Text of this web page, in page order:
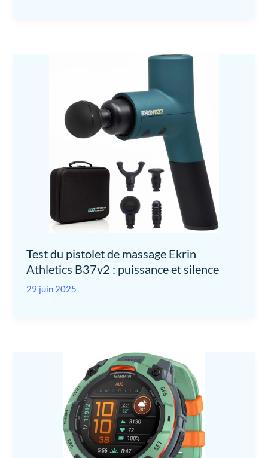
Test du pistolet de massage Ekrin
Athletics B37v2 : puissance et silence
29 juin 2025